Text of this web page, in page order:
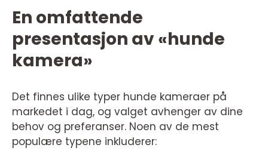
En omfattende
presentasjon av «hunde
kamera»
Det finnes ulike typer hunde kameraer på
markedet i dag, og valget avhenger av dine
behov og preferanser. Noen av de mest
populære typene inkluderer: